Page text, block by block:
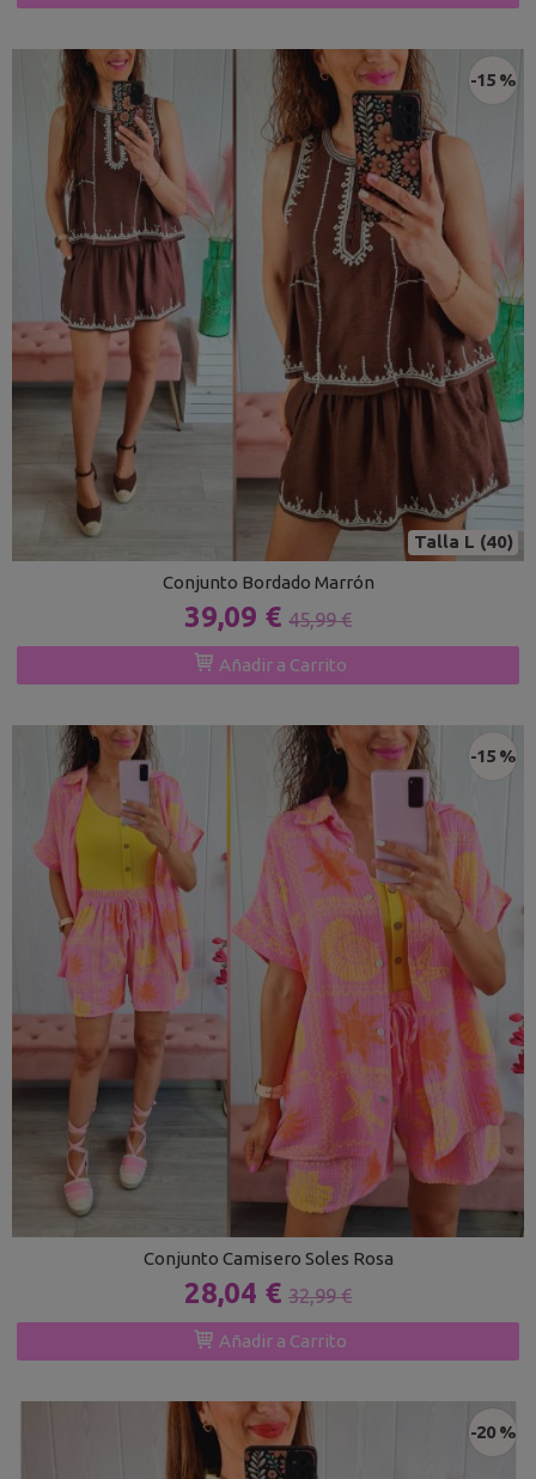
Talla L (40)
-15 %
Conjunto Bordado Marrón
39,09 € 45,99 €
Añadir a Carrito
-15 %
Conjunto Camisero Soles Rosa
28,04 € 32,99 €
Añadir a Carrito
-20 %